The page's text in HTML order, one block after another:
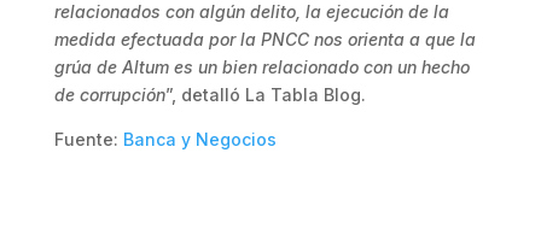
relacionados con algún delito, la ejecución de la
medida efectuada por la PNCC nos orienta a que la
grúa de Altum es un bien relacionado con un hecho
de corrupción”, detalló La Tabla Blog.
Fuente: Banca y Negocios